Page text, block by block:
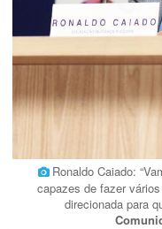
Ronaldo Caiado:
capazes de fazer
direcionada para